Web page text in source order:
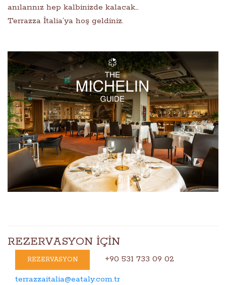
anılarınız hep kalbinizde kalacak…
Terrazza İtalia’ya hoş geldiniz.
REZERVASYON İÇİN
REZERVASYON
+90 531 733 09 02
terrazzaitalia@eataly.com.tr